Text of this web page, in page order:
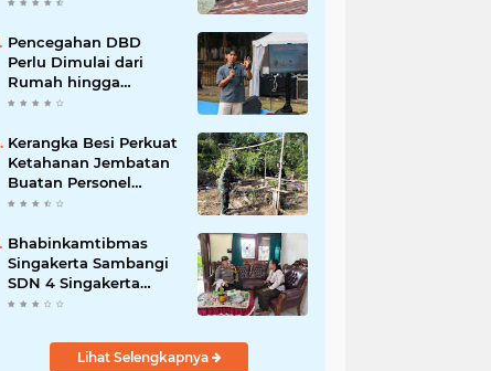
Pencegahan DBD
Perlu Dimulai dari
Rumah hingga
Lingkungan Sekolah
Kerangka Besi Perkuat
Ketahanan Jembatan
Buatan Personel
TMMD 129
Bhabinkamtibmas
Singakerta Sambangi
SDN 4 Singakerta
Edukasi Pencegahan
Lihat Selengkapnya